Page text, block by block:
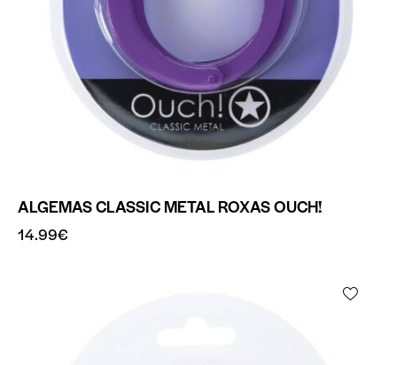
ALGEMAS CLASSIC METAL ROXAS OUCH!
14.99€